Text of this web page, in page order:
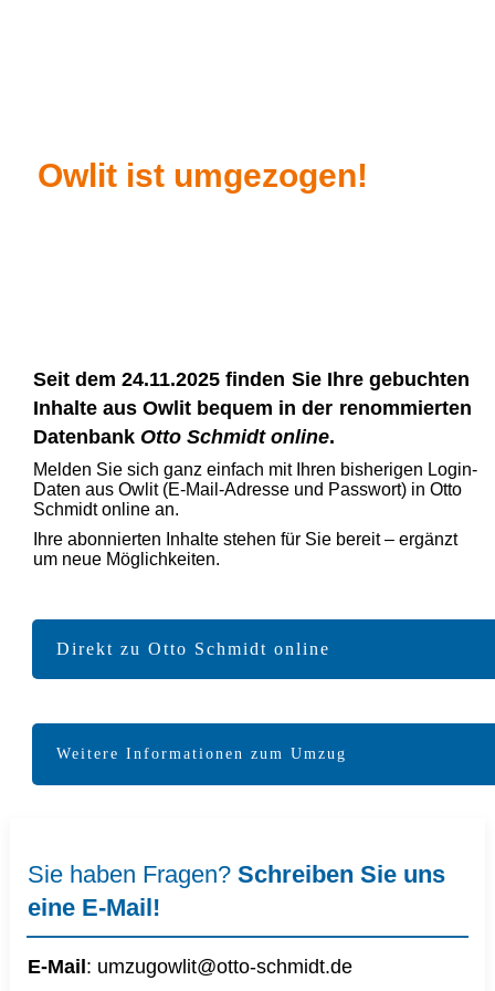
Owlit ist umgezogen!
Seit dem 24.11.2025 finden Sie Ihre gebuchten
Inhalte aus Owlit bequem in der renommierten
Datenbank Otto Schmidt online.
Melden Sie sich ganz einfach mit Ihren bisherigen Login-
Daten aus Owlit (E-Mail-Adresse und Passwort) in Otto
Schmidt online an.
Ihre abonnierten Inhalte stehen für Sie bereit – ergänzt
um neue Möglichkeiten.
Direkt zu Otto Schmidt online
Weitere Informationen zum Umzug
Sie haben Fragen? Schreiben Sie uns
eine E-Mail!
E-Mail : umzugowlit@otto-schmidt.de